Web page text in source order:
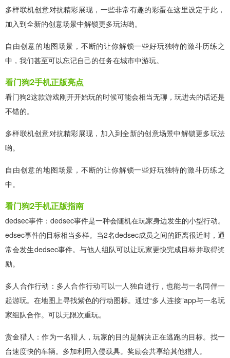
多样联机创意对抗精彩展现，一些非常有趣的彩蛋在这里设定于此，
加入到全新的创意场景中解锁更多玩法哟。
自由创意的地图场景，不断的让你解锁一些好玩独特的激斗历练之
中，我们甚至可以忘记自己的任务在城市中游玩。
看门狗2手机正版亮点
看门狗2这款游戏刚开开始玩的时候可能会相当无聊，玩进去的话还是
不错的。
多样联机创意对抗精彩展现，加入到全新的创意场景中解锁更多玩法
哟。
自由创意的地图场景，不断的让你解锁一些好玩独特的激斗历练之
中。
看门狗2手机正版指南
dedsec事件：dedsec事件是一种会随机在玩家身边发生的小型行动。
edsec事件的目标相当多样。当2名dedsec成员之间的距离很近时，通
常会发生dedsec事件。与他人组队可以让玩家更快完成目标并取得奖
励。
多人合作行动：多人合作行动可以一人独自进行，也能与一名同伴一
起游玩。在地图上寻找紫色的行动图标。通过“多人连接”app与一名玩
家组队合作。可以无限次重玩。
赏金猎人：作为一名猎人，玩家的目的是解决正在逃跑的目标。找一
台速度快的车辆。多加利用入侵载具。奖励会共享给其他猎人。